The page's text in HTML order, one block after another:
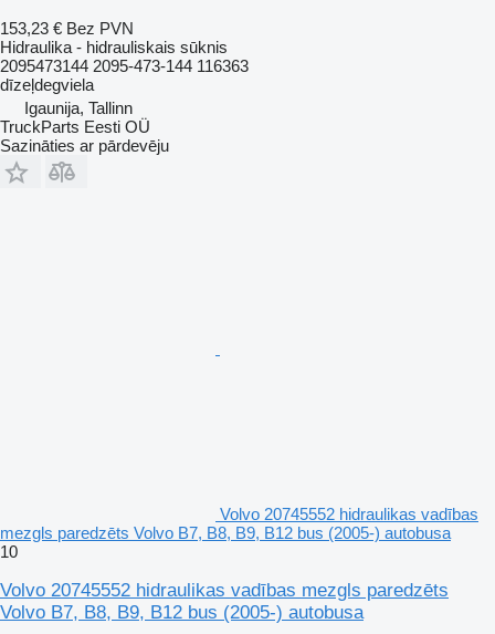
153,23 € Bez PVN
Hidraulika - hidrauliskais sūknis
2095473144 2095-473-144 116363
dīzeļdegviela
Igaunija, Tallinn
TruckParts Eesti OÜ
Sazināties ar pārdevēju
Volvo 20745552 hidraulikas vadības
mezgls paredzēts Volvo B7, B8, B9, B12 bus (2005-) autobusa
10
Volvo 20745552 hidraulikas vadības mezgls paredzēts
Volvo B7, B8, B9, B12 bus (2005-) autobusa